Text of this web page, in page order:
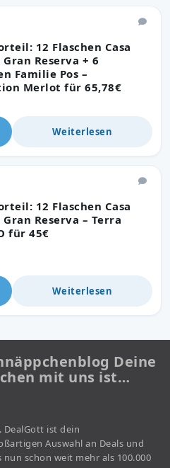
12 Flaschen Casa
Gran Reserva + 6
Familie Pos –
Merlot für 65,78€
Weiterlesen
12 Flaschen Casa
Gran Reserva – Terra
für 45€
Weiterlesen
Deine
mit uns ist…
DealGott ist dein
Auswahl an Deals und
nun schon weit mehr als 100.000